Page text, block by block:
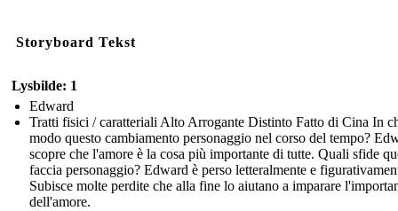
Storyboard Tekst
Lysbilde: 1
Edward
Tratti fisici / caratteriali Alto Arrogante Distinto Fatto di Cina In
modo questo cambiamento personaggio nel corso del tempo?
scopre che l'amore è la cosa più importante di tutte. Quali sfide
faccia personaggio? Edward è perso letteralmente e
Subisce molte perdite che alla fine lo aiutano a imparare
dell'amore.